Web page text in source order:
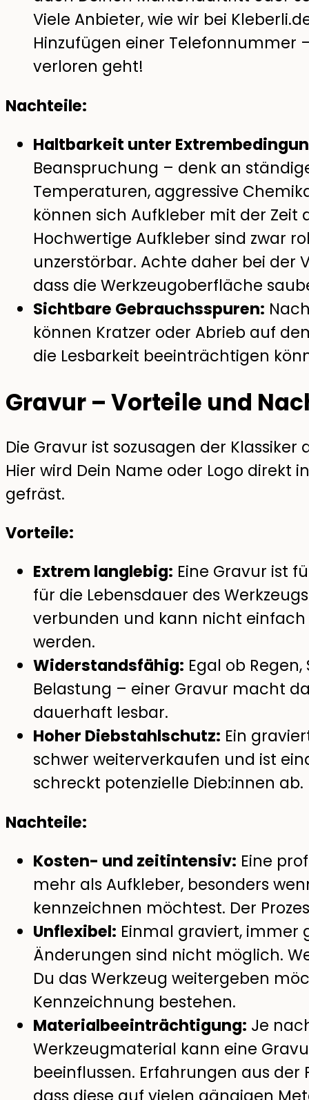
Viele Anbieter, wie wir bei
Hinzufügen einer Telefonnummer
verloren geht!
Nachteile:
Haltbarkeit unter
Beanspruchung – denk an
Temperaturen, aggressive
können sich Aufkleber mit der Zeit
Hochwertige Aufkleber sind zwar
unzerstörbar. Achte daher bei
dass die Werkzeugoberfläche
Sichtbare Gebrauchsspuren:
können Kratzer oder Abrieb auf
die Lesbarkeit beeinträchtigen
Gravur – Vorteile und
Die Gravur ist sozusagen der
Hier wird Dein Name oder Logo direkt
gefräst.
Vorteile:
Extrem langlebig: Eine Gravur ist
für die Lebensdauer des
verbunden und kann nicht
werden.
Widerstandsfähig: Egal ob
Belastung – einer Gravur macht
dauerhaft lesbar.
Hoher Diebstahlschutz: Ein
schwer weiterverkaufen und ist
schreckt potenzielle Dieb:innen ab.
Nachteile:
Kosten- und zeitintensiv: Eine
mehr als Aufkleber, besonders
kennzeichnen möchtest. Der
Unflexibel: Einmal graviert, immer
Änderungen sind nicht möglich.
Du das Werkzeug weitergeben
Kennzeichnung bestehen.
Materialbeeinträchtigung: Je
Werkzeugmaterial kann eine
beeinflussen. Erfahrungen aus der